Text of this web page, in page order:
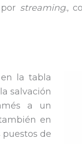
streaming.,
la tabla
salvación
a un
en
de